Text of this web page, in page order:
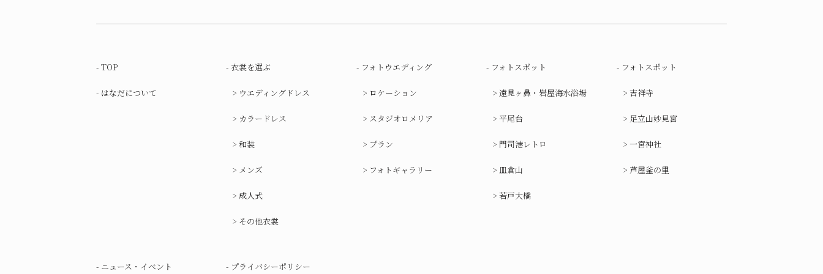
TOP
はなだについて
衣裳を選ぶ
ウエディングドレス
カラードレス
和装
メンズ
成人式
その他衣裳
フォトウエディング
ロケーション
スタジオロメリア
プラン
フォトギャラリー
フォトスポット
遠見ヶ鼻・岩屋海水浴場
平尾台
門司港レトロ
皿倉山
若戸大橋
フォトスポット
吉祥寺
足立山妙見宮
一宮神社
芦屋釜の里
ニュース・イベント プライバシーポリシー